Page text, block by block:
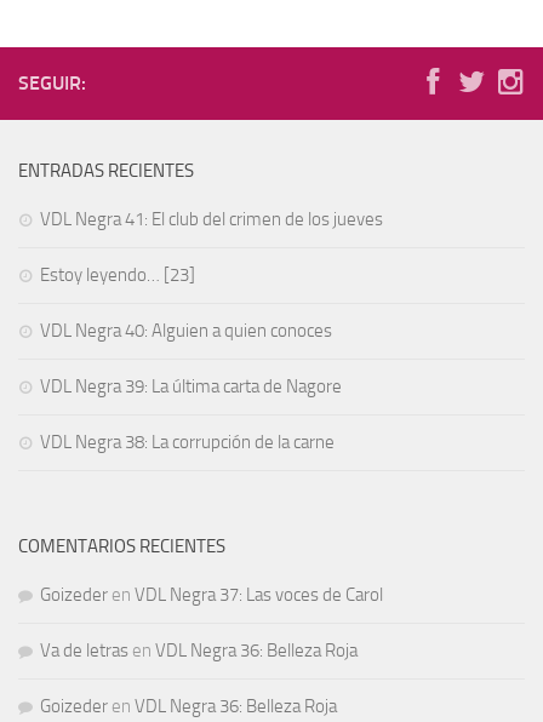
SEGUIR:
ENTRADAS RECIENTES
VDL Negra 41: El club del crimen de los jueves
Estoy leyendo… [23]
VDL Negra 40: Alguien a quien conoces
VDL Negra 39: La última carta de Nagore
VDL Negra 38: La corrupción de la carne
COMENTARIOS RECIENTES
Goizeder en VDL Negra 37: Las voces de Carol
Va de letras en VDL Negra 36: Belleza Roja
Goizeder en VDL Negra 36: Belleza Roja